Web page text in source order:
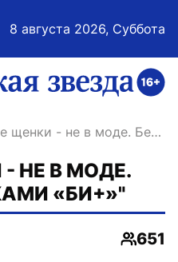
8 августа 2026, Суббота
на главную
- не в моде. Берем карточками «Би+»"
НЕ В МОДЕ.
«БИ+»"
651